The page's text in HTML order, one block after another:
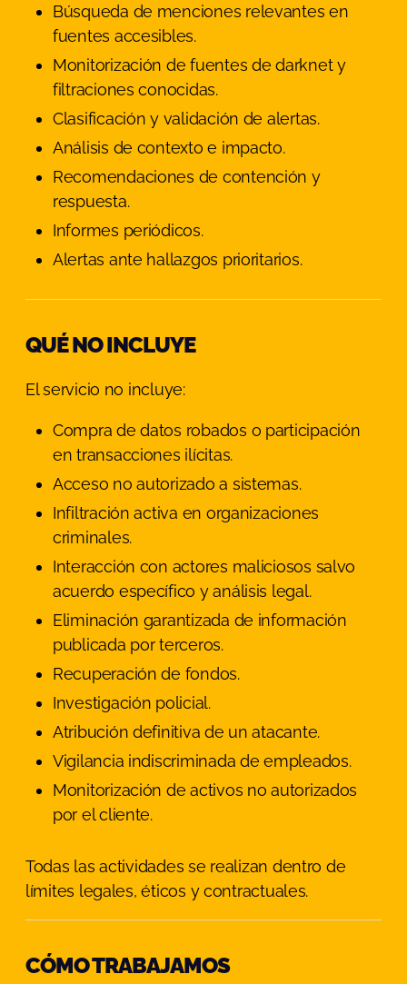
Búsqueda de menciones relevantes en
fuentes accesibles.
Monitorización de fuentes de darknet y
filtraciones conocidas.
Clasificación y validación de alertas.
Análisis de contexto e impacto.
Recomendaciones de contención y
respuesta.
Informes periódicos.
Alertas ante hallazgos prioritarios.
QUÉ NO INCLUYE
El servicio no incluye:
Compra de datos robados o participación
en transacciones ilícitas.
Acceso no autorizado a sistemas.
Infiltración activa en organizaciones
criminales.
Interacción con actores maliciosos salvo
acuerdo específico y análisis legal.
Eliminación garantizada de información
publicada por terceros.
Recuperación de fondos.
Investigación policial.
Atribución definitiva de un atacante.
Vigilancia indiscriminada de empleados.
Monitorización de activos no autorizados
por el cliente.
Todas las actividades se realizan dentro de
límites legales, éticos y contractuales.
CÓMO TRABAJAMOS